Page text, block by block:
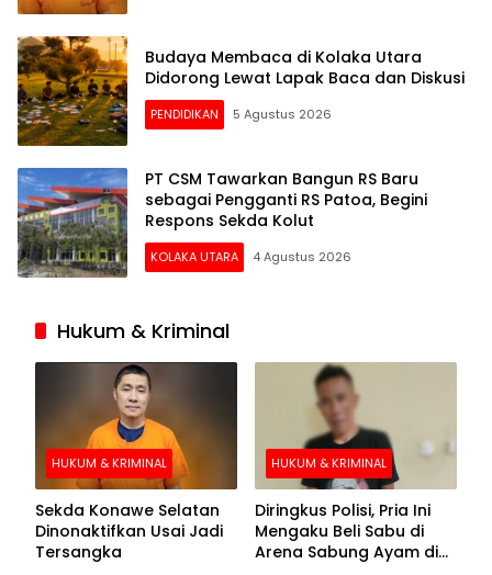
Budaya Membaca di Kolaka Utara
Didorong Lewat Lapak Baca dan Diskusi
PENDIDIKAN 5 Agustus 2026
PT CSM Tawarkan Bangun RS Baru
sebagai Pengganti RS Patoa, Begini
Respons Sekda Kolut
KOLAKA UTARA 4 Agustus 2026
Hukum & Kriminal
HUKUM & KRIMINAL
Sekda Konawe Selatan
Dinonaktifkan Usai Jadi
Tersangka
HUKUM & KRIMINAL
Diringkus Polisi, Pria Ini
Mengaku Beli Sabu di
Arena Sabung Ayam di